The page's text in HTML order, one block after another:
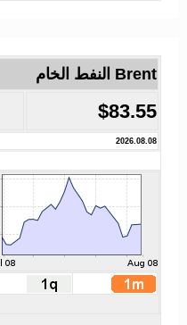
Brent النفط الخام
$83.55
2026.08.08